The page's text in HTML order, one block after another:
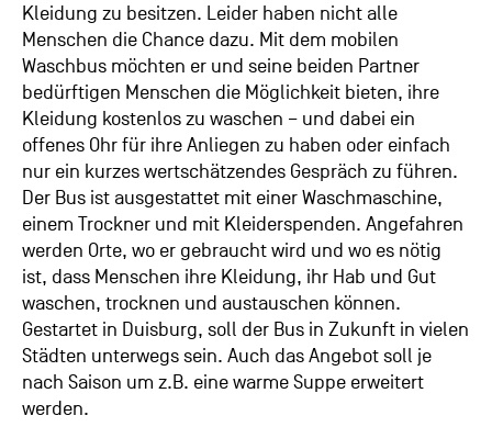
Kleidung zu besitzen. Leider haben nicht alle
Menschen die Chance dazu. Mit dem mobilen
Waschbus möchten er und seine beiden Partner
bedürftigen Menschen die Möglichkeit bieten, ihre
Kleidung kostenlos zu waschen – und dabei ein
offenes Ohr für ihre Anliegen zu haben oder einfach
nur ein kurzes wertschätzendes Gespräch zu führen.
Der Bus ist ausgestattet mit einer Waschmaschine,
einem Trockner und mit Kleiderspenden. Angefahren
werden Orte, wo er gebraucht wird und wo es nötig
ist, dass Menschen ihre Kleidung, ihr Hab und Gut
waschen, trocknen und austauschen können.
Gestartet in Duisburg, soll der Bus in Zukunft in vielen
Städten unterwegs sein. Auch das Angebot soll je
nach Saison um z.B. eine warme Suppe erweitert
werden.